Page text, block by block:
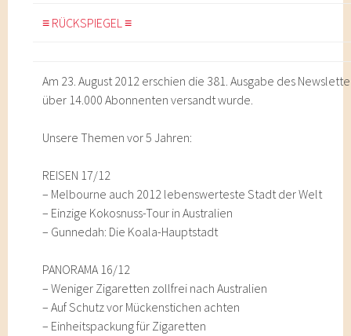
≡ RÜCKSPIEGEL ≡
Am 23. August 2012 erschien die 381. Ausgabe des
über 14.000 Abonnenten versandt wurde.
Unsere Themen vor 5 Jahren:
REISEN 17/12
– Melbourne auch 2012 lebenswerteste Stadt der Welt
– Einzige Kokosnuss-Tour in Australien
– Gunnedah: Die Koala-Hauptstadt
PANORAMA 16/12
– Weniger Zigaretten zollfrei nach Australien
– Auf Schutz vor Mückenstichen achten
– Einheitspackung für Zigaretten